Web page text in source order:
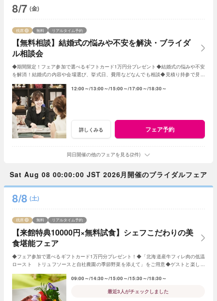
8/7 (金)
【無料相談】結婚式の悩みや不安を解決・ブライダ
ル相談会
残席 無料 リアルタイム予約
◆期間限定！フェア参加で選べるギフトカード1万円分プレゼント◆結婚式の悩みや不安
を解消！結婚式の内容や会場選び、挙式日、費用などなんでも相談◆見積り持参で見積
12:00～ 13:00～ 15:00～ 17:00～ 18:30～
詳しくみる フェア予約
同日開催の他のフェアを見る(2件)
Sat Aug 08 00:00:00 JST 2026月開催のブライダルフェア
8/8 (土)
【来館特典10000円×無料試食】シェフこだわりの美
食堪能フェア
残席 無料 リアルタイム予約
◆フェア参加で選べるギフトカード1万円分プレゼント！◆「北海道産牛フィレ肉の低温
ロースト トリュフソースと自社農園の季節野菜を添えて」をご用意◆ゲストと楽しめ
09:00～ 14:30～ 15:00～ 15:30～ 18:30～
最近3人がチェックしました